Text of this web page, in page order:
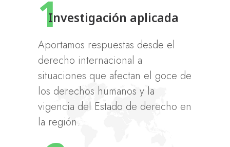
1Investigación aplicada
Aportamos respuestas desde el
derecho internacional a
situaciones que afectan el goce de
los derechos humanos y la
vigencia del Estado de derecho en
la región.